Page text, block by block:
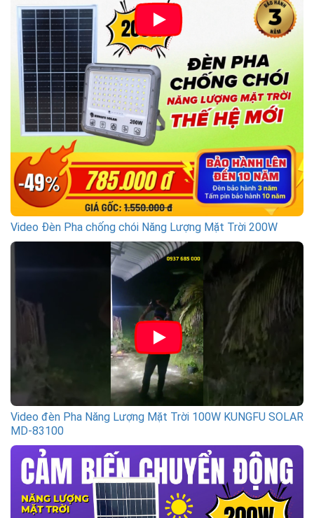
Video Đèn Pha chống chói Năng Lượng Mặt Trời 200W
Video đèn Pha Năng Lượng Mặt Trời 100W KUNGFU SOLAR
MD-83100